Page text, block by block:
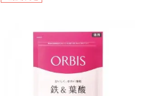
おいしくチャージできる、さわやか
「五訂増補日本食品標準成分表
2010」より、さんま（生）1尾
175gとして可食部換算した場合。